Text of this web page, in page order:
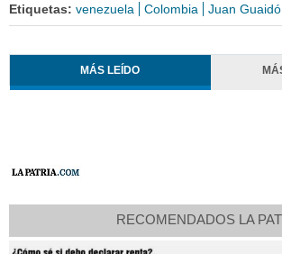
Etiquetas: venezuela Colombia Juan Guaidó
MÁS LEÍDO
RECOMENDADOS LA